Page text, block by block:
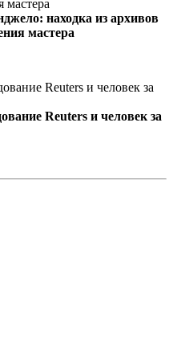
находка из архивов
мастера
Reuters и человек за